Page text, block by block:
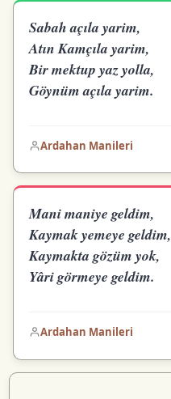
Sabah açıla yarim,
Atın Kamçıla yarim,
Bir mektup yaz yolla,
Göynüm açıla yarim.
Ardahan Manileri
Mani maniye geldim,
Kaymak yemeye geldim,
Kaymakta gözüm yok,
Yâri görmeye geldim.
Ardahan Manileri